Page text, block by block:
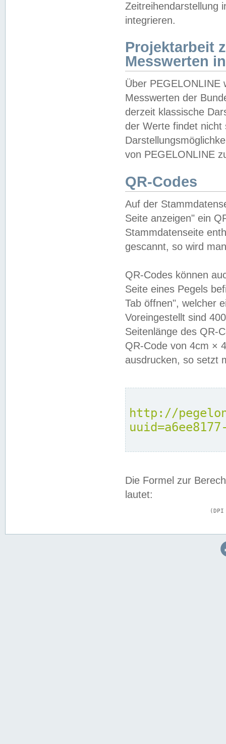
Zeitreihendarstellung
integrieren.
Projektarbeit
Messwerten
Über PEGELONLINE
Messwerten der
derzeit klassische
der Werte findet
von PEGELONLINE
QR-Codes
Auf der
Seite anzeigen" ein
Stammdatenseite
gescannt, so wird
QR-Codes können
Seite eines Pegels
Tab öffnen", welcher
Voreingestellt sind
Seitenlänge des QR-
QR-Code von 4cm ×
ausdrucken, so setzt
http://
Die Formel zur
lautet: